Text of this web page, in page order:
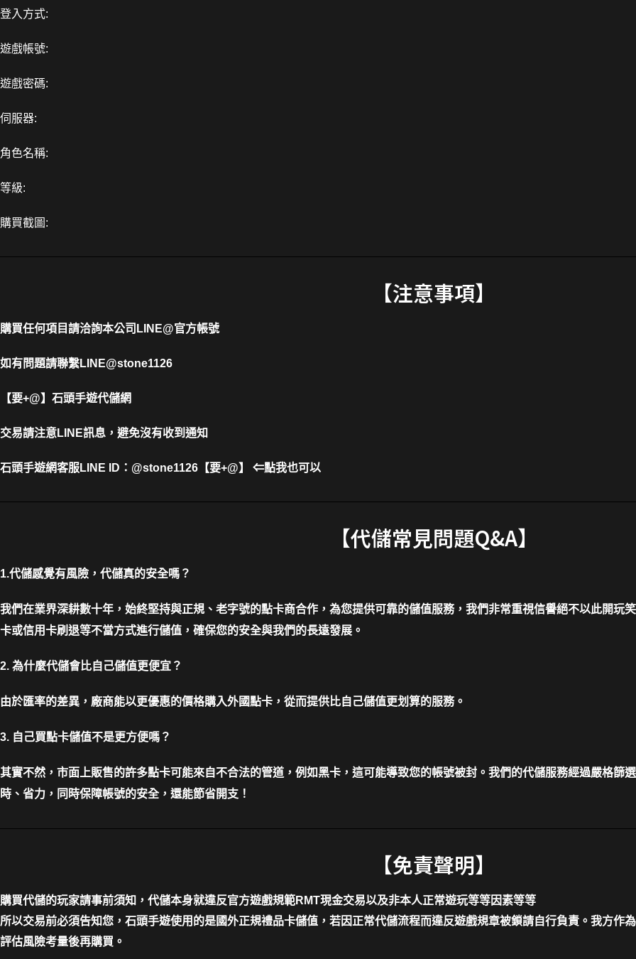
登入方式:
遊戲帳號:
遊戲密碼:
伺服器:
角色名稱:
等級:
購買截圖:
【注意事項】
購買任何項目請洽詢本公司 LINE@官方帳號
如有問題請聯繫LINE@stone1126
【要+@】 石頭手遊代儲網
交易請注意LINE訊息，避免沒有收到通知
石頭手遊網客服LINE ID ： @stone1126【要+@】 ⇐點我也可以
【代儲常見問題Q&A】
1.代儲感覺有風險，代儲真的安全嗎？
我們在業界深耕數十年，始終堅持與正規、老字號的點卡商合作，為您提供可靠的儲值服務，我們非常重視信譽絕不以此開玩
卡或信用卡刷退等不當方式進行儲值，確保您的安全與我們的長遠發展。
2. 為什麼代儲會比自己儲值更便宜？
由於匯率的差異，廠商能以更優惠的價格購入外國點卡，從而提供比自己儲值更划算的服務。
3. 自己買點卡儲值不是更方便嗎？
其實不然，市面上販售的許多點卡可能來自不合法的管道，例如黑卡，這可能導致您的帳號被封。我們的代儲服務經過嚴格篩
時、省力，同時保障帳號的安全，還能節省開支！
【免責聲明】
購買代儲的玩家請事前須知，代儲本身就違反官方遊戲規範RMT現金交易以及非本人正常遊玩等等因素等等
所以交易前必須告知您，石頭手遊使用的是國外正規禮品卡儲值，若因正常代儲流程而違反遊戲規章被鎖請自行負責。我方作
評估風險考量後再購買。